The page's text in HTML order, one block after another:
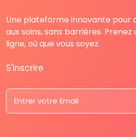
Une plateforme innovante pour
aux soins, sans barrières. Prenez
ligne, où que vous soyez.
S'inscrire